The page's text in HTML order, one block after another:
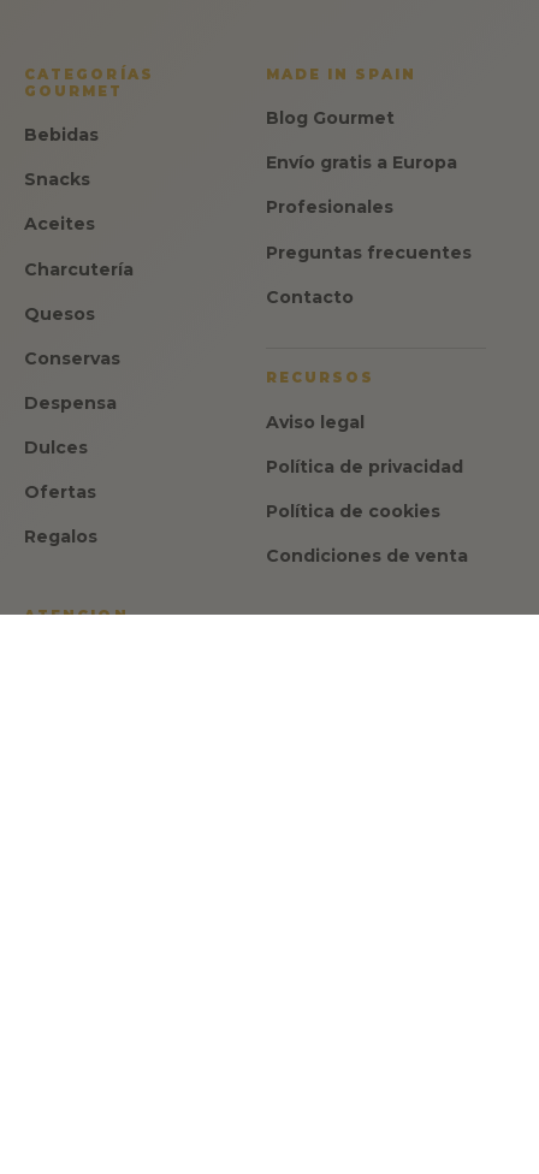
CATEGORÍAS
GOURMET
Bebidas
Snacks
Aceites
Charcutería
Quesos
Conservas
Despensa
Dulces
Ofertas
Regalos
MADE IN SPAIN
Blog Gourmet
Envío gratis a Europa
Profesionales
Preguntas frecuentes
Contacto
RECURSOS
Aviso legal
Política de privacidad
Política de cookies
Condiciones de venta
ATENCION